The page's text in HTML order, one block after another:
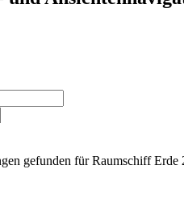
gefunden für Raumschiff